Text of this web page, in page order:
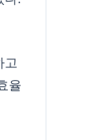
고
율